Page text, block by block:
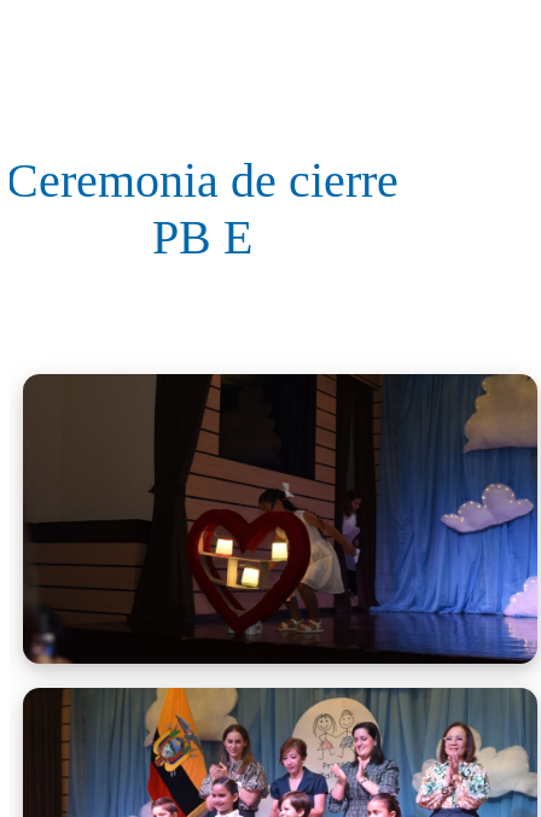
Ceremonia de cierre
PB E